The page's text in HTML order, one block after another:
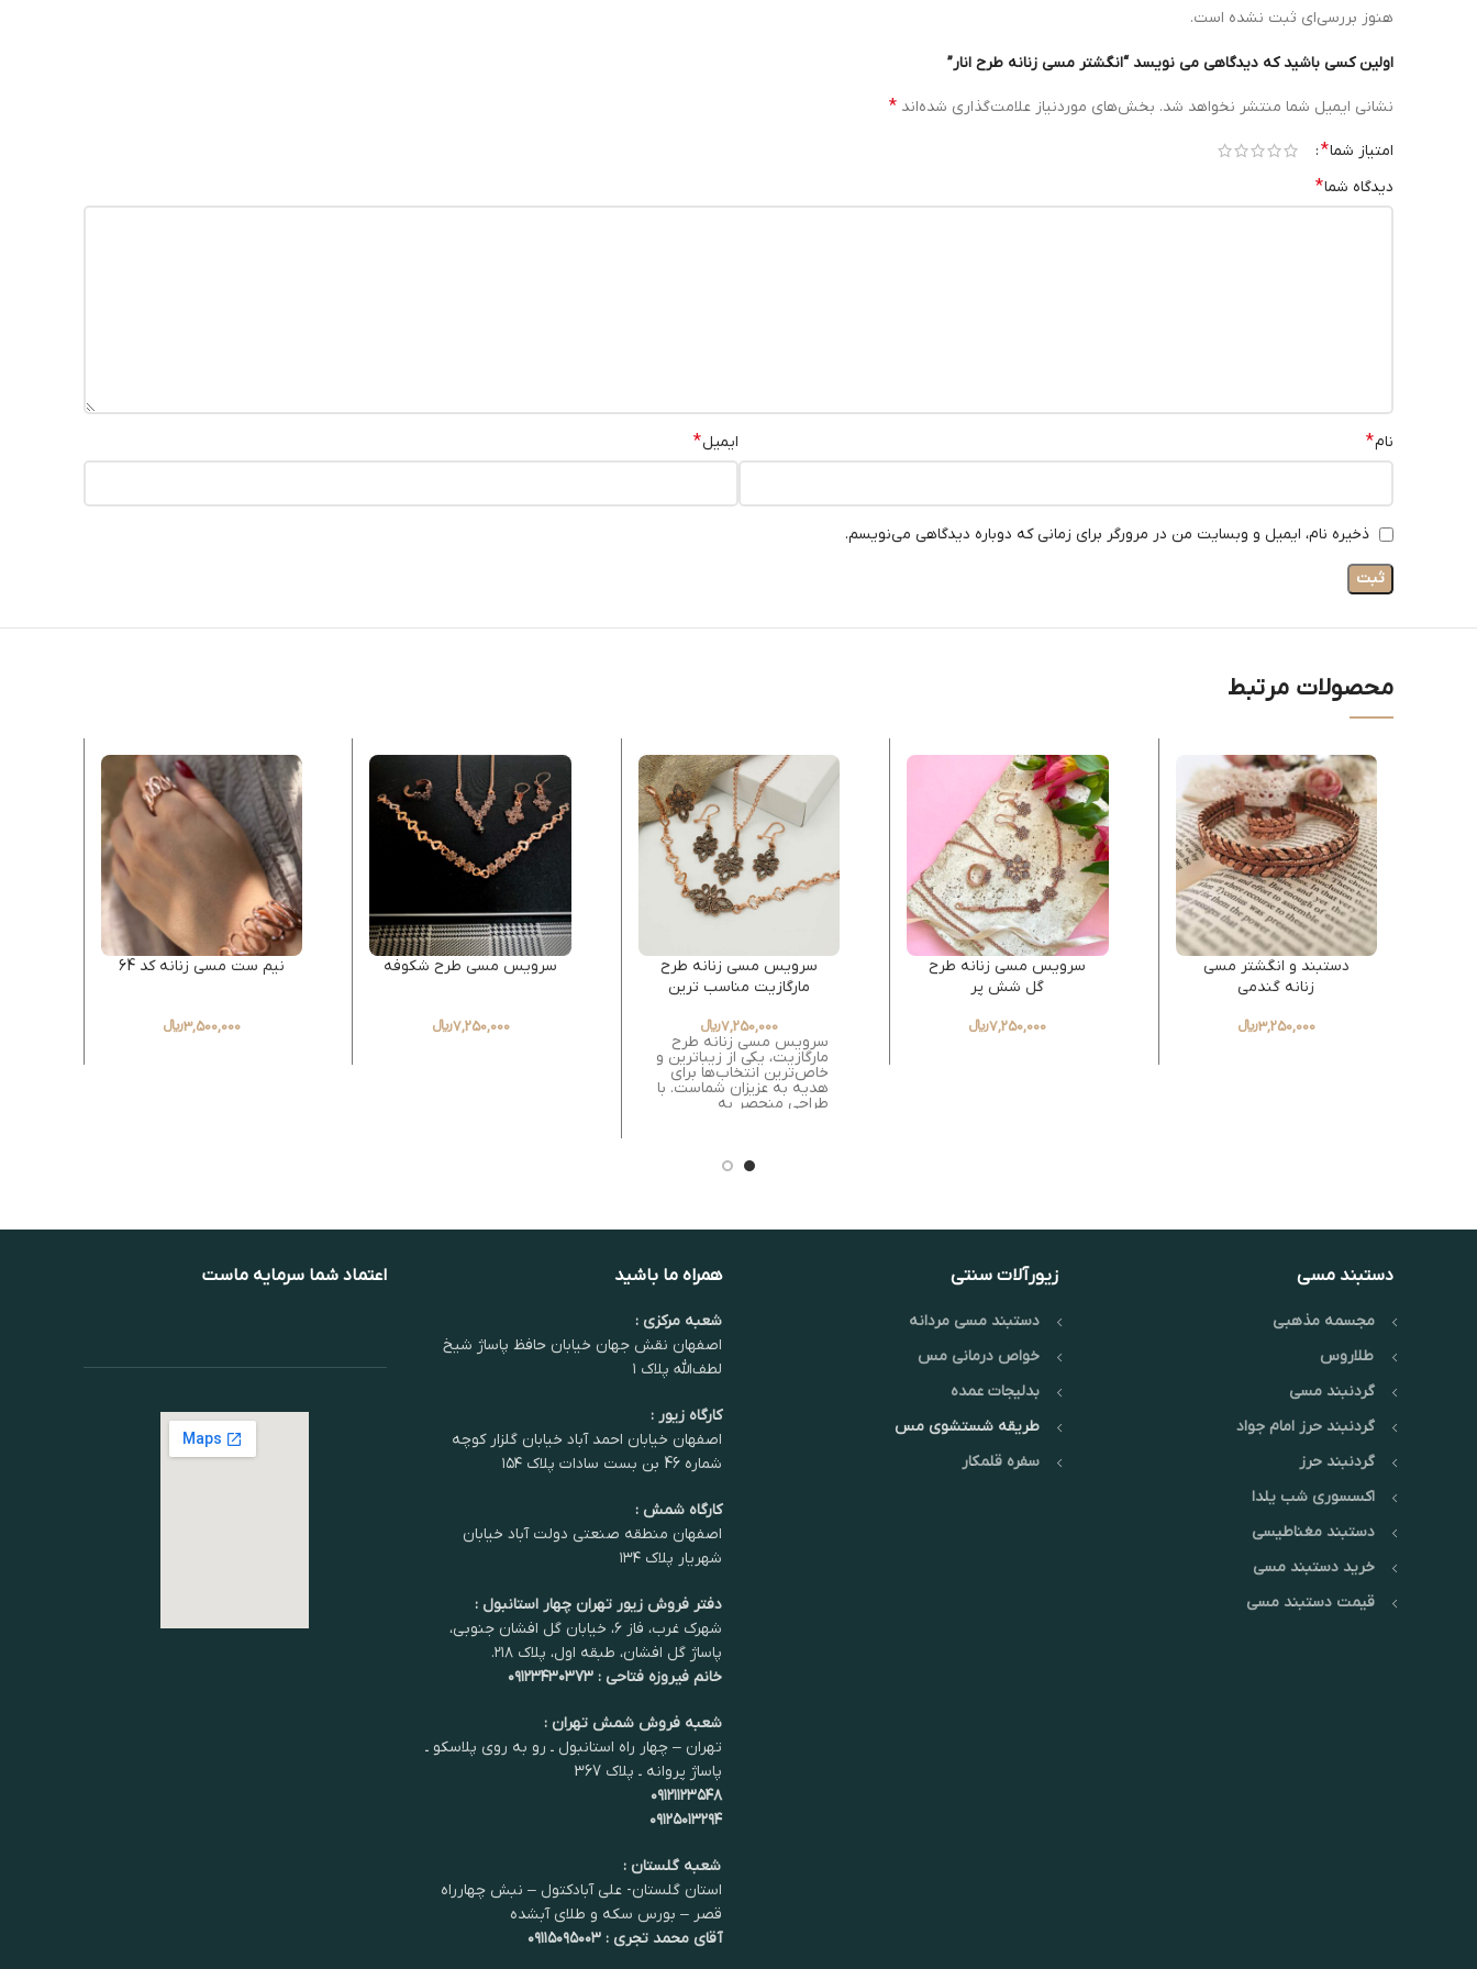
هنوز بررسی‌ای ثبت نشده است.
اولین کسی باشید که دیدگاهی می نویسد “انگشتر مسی زنانه طرح انار”
نشانی ایمیل شما منتشر نخواهد شد. بخش‌های موردنیاز علامت‌گذاری شده‌اند *
امتیاز شما*
دیدگاه شما*
نام* ایمیل*
ذخیره نام، ایمیل و وبسایت من در مرورگر برای زمانی که دوباره دیدگاهی می‌نویسم.
محصولات مرتبط
دستبند و انگشتر مسی
زنانه گندمی
3,250,000﷼
سرویس مسی زنانه طرح
گل شش پر
7,250,000﷼
سرویس مسی زنانه طرح
مارگازیت مناسب ترین
7,250,000﷼
سرویس مسی زنانه طرح
مارگازیت، یکی از زیباترین و
خاص‌ترین انتخاب‌ها برای
هدیه به عزیزان شماست. با
طراحی منحصر به
سرویس مسی طرح شکوفه
7,250,000﷼
نیم ست مسی زنانه کد 64
3,500,000﷼
دستبند مسی
مجسمه مذهبی
طلاروس
گردنبند مسی
گردنبند حرز امام جواد
گردنبند حرز
اکسسوری شب یلدا
دستبند مغناطیسی
خرید دستبند مسی
قیمت دستبند مسی
زیورآلات سنتی
دستبند مسی مردانه
خواص درمانی مس
بدلیجات عمده
طریقه شستشوی مس
سفره قلمکار
همراه ما باشید
شعبه مرکزی :
اصفهان نقش جهان خیابان حافظ پاساژ شیخ
لطف‌الله پلاک ۱
کارگاه زیور :
اصفهان خیابان احمد آباد خیابان گلزار کوچه
شماره 46 بن بست سادات پلاک ۱۵۴
کارگاه شمش :
اصفهان منطقه صنعتی دولت آباد خیابان
شهریار پلاک ۱۳۴
دفتر فروش زیور تهران چهار استانبول :
شهرک غرب، فاز ۶، خیابان گل افشان جنوبی،
پاساژ گل افشان، طبقه اول، پلاک ۲۱۸.
خانم فیروزه فتاحی : ۰۹۱۲۳۴۳۰۳۷۳
شعبه فروش شمش تهران :
تهران – چهار راه استانبول ـ رو به روی پلاسکو ـ
پاساژ پروانه ـ پلاک 367
۰۹۱۲۱۱۲۳۵۴۸
۰۹۱۲۵۰۱۳۲۹۴
شعبه گلستان :
استان گلستان- علی آبادکتول – نبش چهارراه
قصر – بورس سکه و طلای آبشده
آقای محمد تجری : ۰۹۱۱۵۰۹۵۰۰۳
اعتماد شما سرمایه ماست